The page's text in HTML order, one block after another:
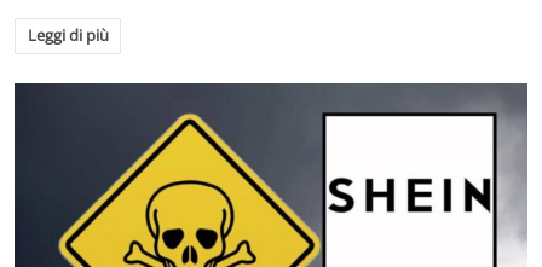
Leggi di più